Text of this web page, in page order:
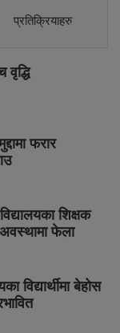
प्रतिक्रियाहरु
फरार
शिक्षक
फेला
विद्यार्थीमा बेहोस